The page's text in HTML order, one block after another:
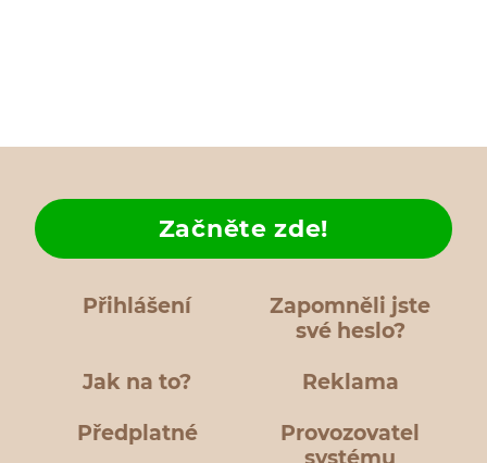
Přihlášení
Zapomněli jste
své heslo?
Jak na to?
Začněte zde!
Reklama
Předplatné
Provozovatel